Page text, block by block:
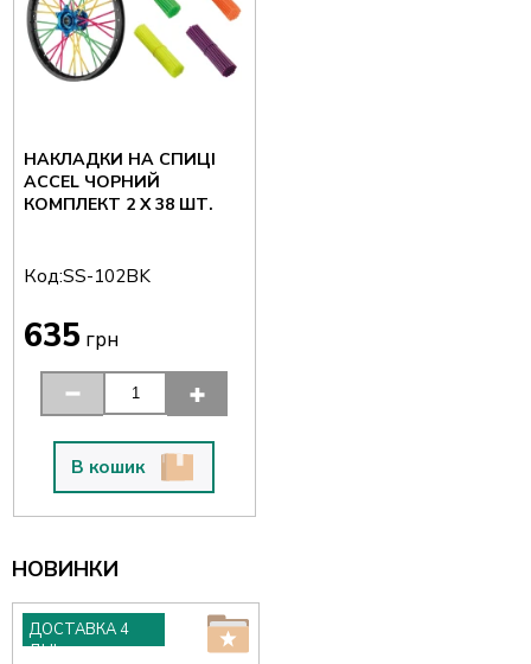
НАКЛАДКИ НА СПИЦІ
ACCEL ЧОРНИЙ
КОМПЛЕКТ 2 X 38 ШТ.
Код:SS-102BK
635 грн
В кошик
НОВИНКИ
ДОСТАВКА 4
ДНІ